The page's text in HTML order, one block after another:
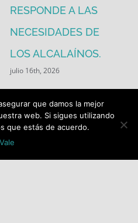
RESPONDE A LAS
NECESIDADES DE
LOS ALCALAÍNOS.
julio 16th, 2026
que damos la mejor
web. Si sigues utilizando
que estás de acuerdo.
Vale